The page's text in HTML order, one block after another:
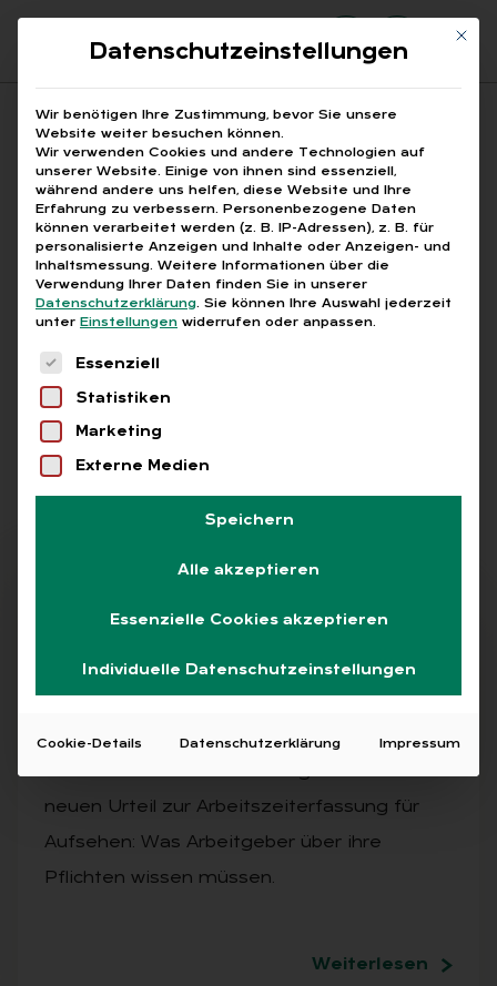
Suchfeld
Suchen
Breadcrumb-Navigation
STARTSEITE BEWEISLAST ÜBERSTUNDEN
Alle Bei­trä­ge mit dem
Schlag­wort „Be­weis­last
Über­stun­den“
Alle Free Abo L+G +
AUSGABE 2/2025
neuen Urteil zur Arbeitszeiterfassung für
Aufsehen: Was Arbeitgeber über ihre
Pflichten wissen müssen.
Weiterlesen
Mit
Datenschutzeinstellungen
Wir benötigen Ihre Zustimmung, bevor Sie unsere
Website weiter besuchen können.
Wir verwenden Cookies und andere Technologien auf
unserer Website. Einige von ihnen sind essenziell,
während andere uns helfen, diese Website und Ihre
Erfahrung zu verbessern. Personenbezogene Daten
können verarbeitet werden (z. B. IP-Adressen), z. B. für
personalisierte Anzeigen und Inhalte oder Anzeigen- und
Inhaltsmessung. Weitere Informationen über die
Verwendung Ihrer Daten finden Sie in unserer
Datenschutzerklärung. Sie können Ihre Auswahl jederzeit
unter Einstellungen widerrufen oder anpassen.
Es folgt eine Liste der Service-Gruppen, für
Essenziell
Statistiken
Marketing
Externe Medien
Speichern
Alle akzeptieren
Essenzielle Cookies akzeptieren
Individuelle Datenschutzeinstellungen
Cookie-Details Datenschutzerklärung Impressum